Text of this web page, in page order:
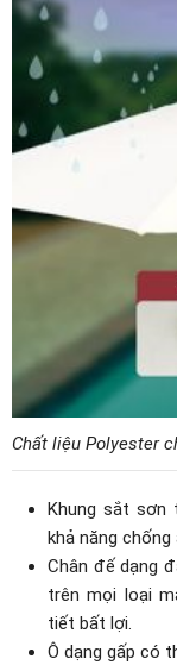
Chất liệu Polyester
Khung sắt
khả năng
Chân đế dạng
trên mọi loại
tiết bất lợi.
Ô dạng gấp có